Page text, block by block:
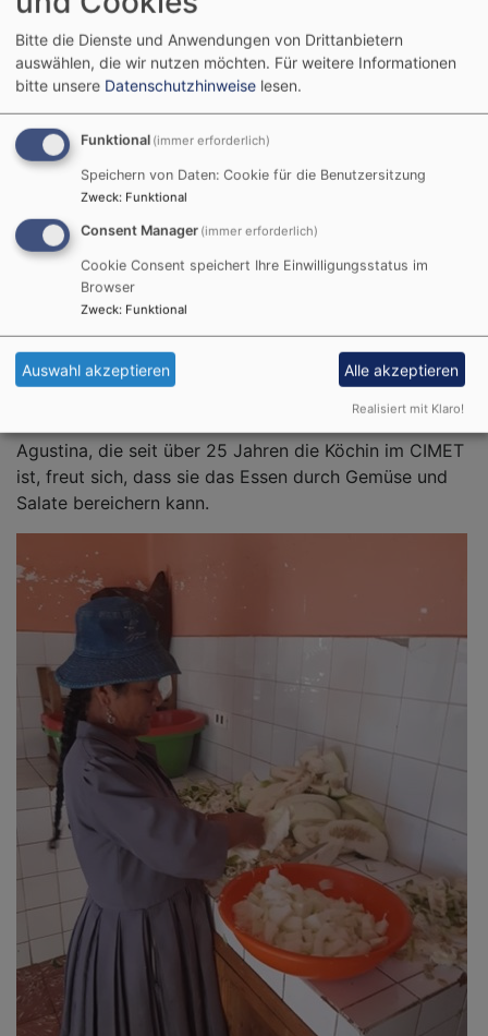
Bildrechte Gislea Hörner
Im Gewächshaus, gleich hinter dem Gebäude, wächst
und grünt es. Eine Gärtnerin kümmert sich nicht
nur darum, dass die Pflanzen wachsen, die Kinder
lernen auch etwas über das Säen, Gießen und
letztlich das Ernten. Ein kleiner, aber wichtiger Beitrag
Gärtnerin durch die Gruppe Sarvodaya e.V. aus
Himmelkron.
Agustina, die seit über 25 Jahren die Köchin im CIMET
ist, freut sich, dass sie das Essen durch Gemüse und
Salate bereichern kann.
Bitte die Dienste und Anwendungen von Drittanbietern
auswählen, die wir nutzen möchten. Für weitere Informationen
bitte unsere Datenschutzhinweise lesen.
Funktional (immer erforderlich)
Speichern von Daten: Cookie für die Benutzersitzung
Zweck: Funktional
Consent Manager (immer erforderlich)
Cookie Consent speichert Ihre Einwilligungsstatus im
Browser
Zweck: Funktional
Auswahl akzeptieren Alle akzeptieren
Realisiert mit Klaro!